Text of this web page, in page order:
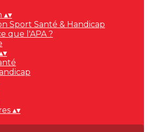
▴▾
Sport Santé & Handicap
que l'APA ?
▾
▴▾